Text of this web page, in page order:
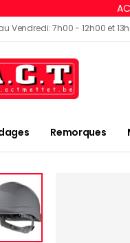
Vendredi: 7h00 - 12h00 et
Remorques